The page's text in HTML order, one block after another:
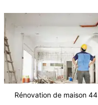
Rénovation de maison 44